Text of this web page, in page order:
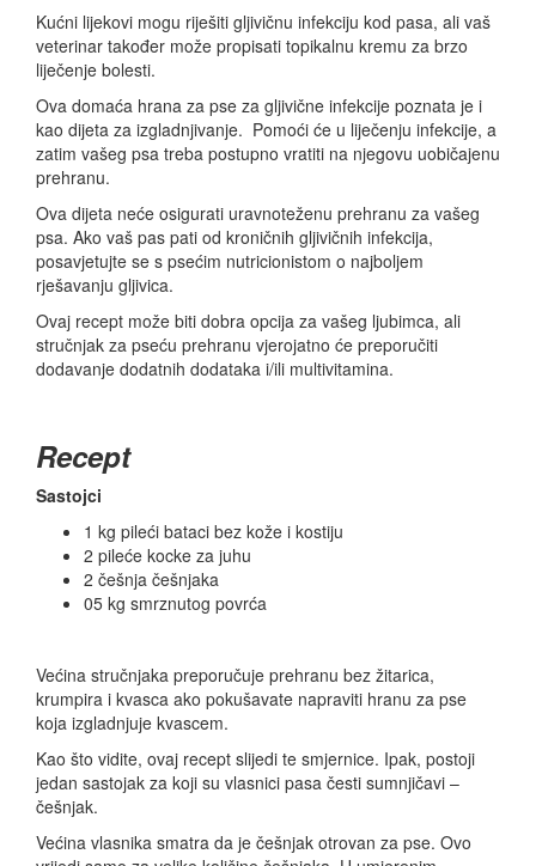
Kućni lijekovi mogu riješiti gljivičnu infekciju kod pasa, ali vaš
veterinar također može propisati topikalnu kremu za brzo
liječenje bolesti.
Ova domaća hrana za pse za gljivične infekcije poznata je i
kao dijeta za izgladnjivanje. Pomoći će u liječenju infekcije, a
zatim vašeg psa treba postupno vratiti na njegovu uobičajenu
prehranu.
Ova dijeta neće osigurati uravnoteženu prehranu za vašeg
psa. Ako vaš pas pati od kroničnih gljivičnih infekcija,
posavjetujte se s psećim nutricionistom o najboljem
rješavanju gljivica.
Ovaj recept može biti dobra opcija za vašeg ljubimca, ali
stručnjak za pseću prehranu vjerojatno će preporučiti
dodavanje dodatnih dodataka i/ili multivitamina.
Recept
Sastojci
1 kg pileći bataci bez kože i kostiju
2 pileće kocke za juhu
2 češnja češnjaka
05 kg smrznutog povrća
Većina stručnjaka preporučuje prehranu bez žitarica,
krumpira i kvasca ako pokušavate napraviti hranu za pse
koja izgladnjuje kvascem.
Kao što vidite, ovaj recept slijedi te smjernice. Ipak, postoji
jedan sastojak za koji su vlasnici pasa česti sumnjičavi –
češnjak.
Većina vlasnika smatra da je češnjak otrovan za pse. Ovo